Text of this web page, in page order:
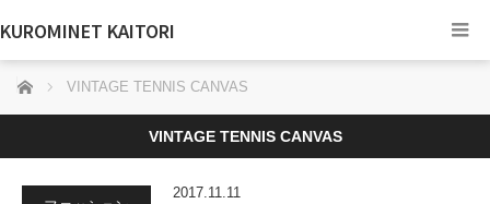
KUROMINET KAITORI
ホーム VINTAGE TENNIS CANVAS
VINTAGE TENNIS CANVAS
2017.11.11